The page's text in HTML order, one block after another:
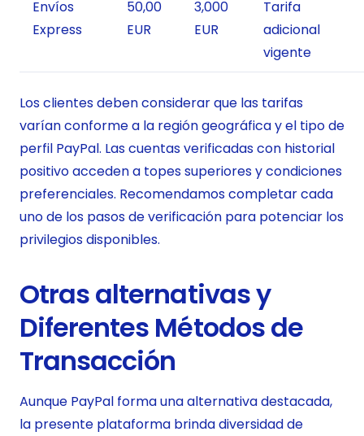
Envíos
Express
50,00
EUR
3,000
EUR
Tarifa
adicional
vigente
Los clientes deben considerar que las tarifas
varían conforme a la región geográfica y el tipo de
perfil PayPal. Las cuentas verificadas con historial
positivo acceden a topes superiores y condiciones
preferenciales. Recomendamos completar cada
uno de los pasos de verificación para potenciar los
privilegios disponibles.
Otras alternativas y
Diferentes Métodos de
Transacción
Aunque PayPal forma una alternativa destacada,
la presente plataforma brinda diversidad de